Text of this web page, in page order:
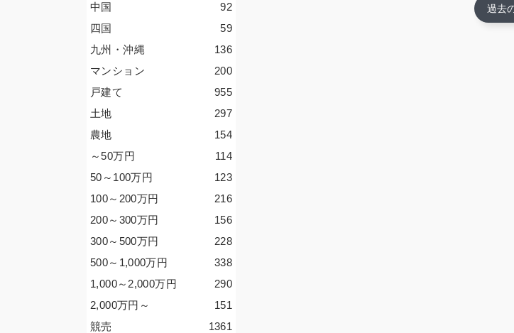
過去
92
中国
59
四国
136
九州・沖縄
200
マンション
955
戸建て
297
土地
154
農地
114
～50万円
123
50～100万円
216
100～200万円
156
200～300万円
228
300～500万円
338
500～1,000万円
290
1,000～2,000万円
151
2,000万円 ～
1361
競売